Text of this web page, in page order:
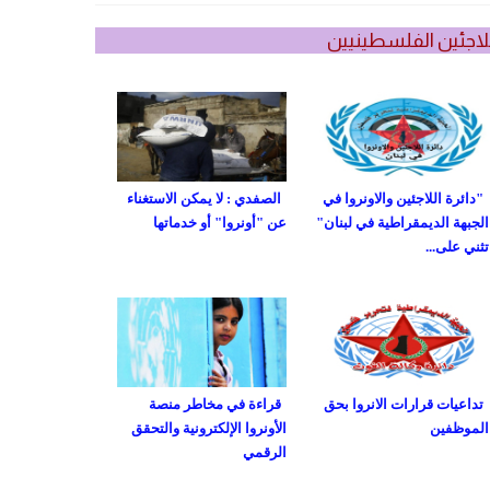
الفلسطينيين
الصفدي : لا يمكن الاستغناء
عن "أونروا" أو خدماتها
"دائرة اللاجئين والاونروا في
الجبهة الديمقراطية في لبنان"
تثني على...
قراءة في مخاطر منصة
الأونروا الإلكترونية والتحقق
الرقمي
تداعيات قرارات الانروا بحق
الموظفين